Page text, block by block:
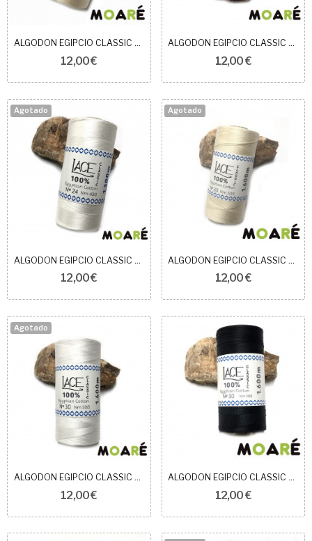
ALGODON EGIPCIO CLASSIC BEIGE N24
12,00 €
ALGODON EGIPCIO CLASSIC NEGRO N24
12,00 €
Agotado
ALGODON EGIPCIO CLASSIC BLANCO N24
12,00 €
Agotado
ALGODON EGIPCIO CLASSIC BEIGE N30
12,00 €
Agotado
ALGODON EGIPCIO CLASSIC BLANCO N30
12,00 €
ALGODON EGIPCIO CLASSIC NEGRO N30
12,00 €